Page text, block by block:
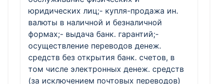
юридических лиц;- купля-продажа ин.
валюты в наличной и безналичной
формах;- выдача банк. гарантий;-
осуществление переводов денеж.
средств без открытия банк. счетов, в
том числе электронных денеж. средств
(за исключением почтовых переводов)